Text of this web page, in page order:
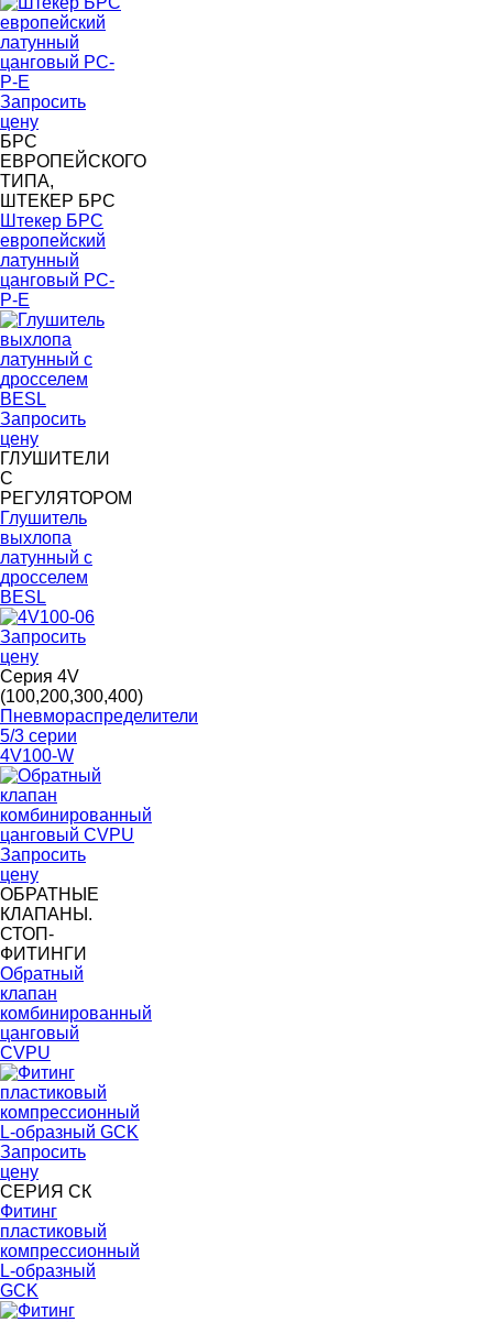
Запросить
цену
БРС
ЕВРОПЕЙСКОГО
ТИПА,
ШТЕКЕР БРС
Штекер БРС
европейский
латунный
цанговый PC-
P-Е
Запросить
цену
ГЛУШИТЕЛИ
С
РЕГУЛЯТОРОМ
Глушитель
выхлопа
латунный с
дросселем
BESL
Запросить
цену
Серия 4V
(100,200,300,400)
Пневмораспределители
5/3 серии
4V100-W
Запросить
цену
ОБРАТНЫЕ
КЛАПАНЫ.
СТОП-
ФИТИНГИ
Обратный
клапан
комбинированный
цанговый
CVPU
Запросить
цену
СЕРИЯ СК
Фитинг
пластиковый
компрессионный
L-образный
GCK